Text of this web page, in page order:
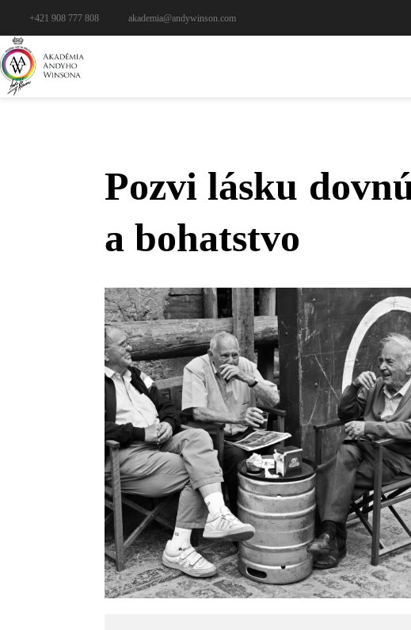
+421 908 777 808 akademia@andywinson.com
Pozvi lásku
a bohatstvo